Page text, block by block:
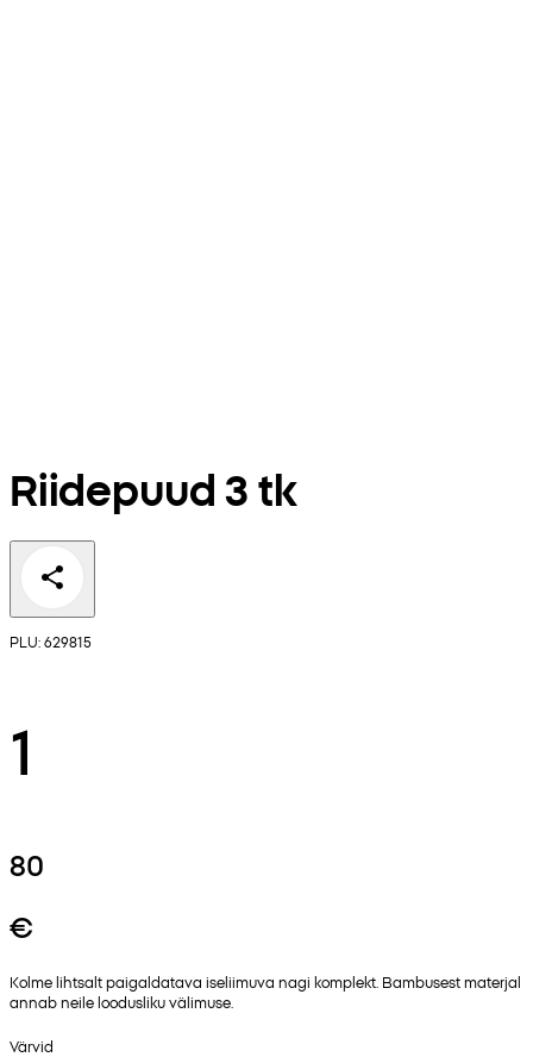
Riidepuud 3 tk
PLU: 629815
1
80
€
Kolme lihtsalt paigaldatava iseliimuva nagi komplekt. Bambusest materjal
annab neile loodusliku välimuse.
Värvid